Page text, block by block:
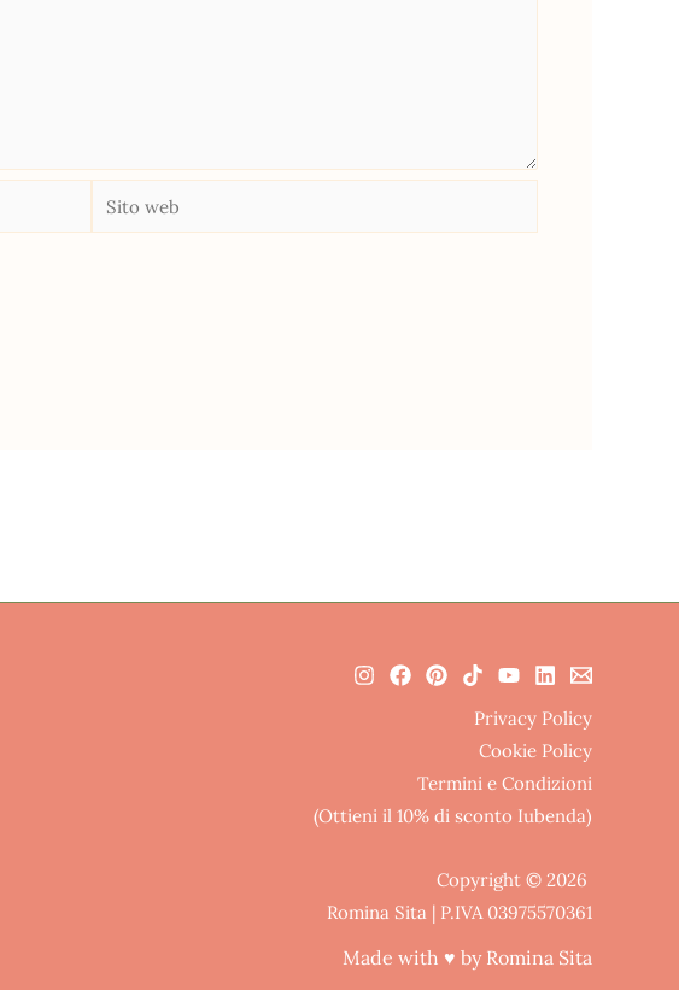
Sito
web
Privacy Policy
Cookie Policy
Termini e Condizioni
(Ottieni il 10% di sconto Iubenda)
Copyright © 2026
Romina Sita | P.IVA 03975570361
Made with ♥ by Romina Sita